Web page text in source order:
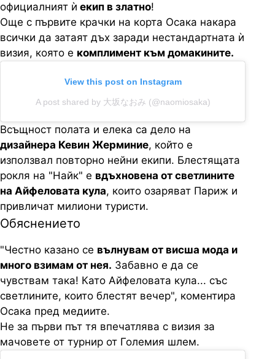
официалният ѝ екип в златно!
Още с първите крачки на корта Осака накара
всички да затаят дъх заради нестандартната ѝ
визия, която е комплимент към домакините.
View this post on Instagram
A post shared by 大坂なおみ (@naomiosaka)
Всъщност полата и елека са дело на
дизайнера Кевин Жерминие, който е
използвал повторно нейни екипи. Блестящата
рокля на "Найк" е вдъхновена от светлините
на Айфеловата кула, които озаряват Париж и
привличат милиони туристи.
Обяснението
"Честно казано се вълнувам от висша мода и
много взимам от нея. Забавно е да се
чувствам така! Като Айфеловата кула... със
светлините, които блестят вечер", коментира
Осака пред медиите.
Не за първи път тя впечатлява с визия за
мачовете от турнир от Големия шлем.